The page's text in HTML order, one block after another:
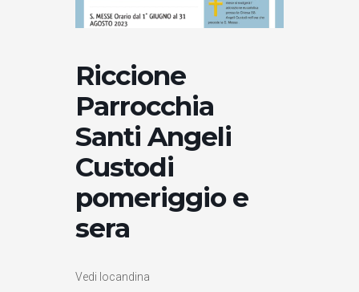
Riccione
Parrocchia
Santi Angeli
Custodi
pomeriggio e
sera
Vedi locandina